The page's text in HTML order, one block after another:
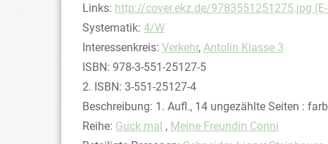
opens in new tab
Links: Diesen Link in neuem Tab öffnen
http://cover.ekz.de/9783551251275.jpg
Systematik: Suche nach dieser Systematik
4/W
Interessenkreis: Suche nach diesem
Verkehr, Antolin Klasse 3
ISBN: 978-3-551-25127-5
2. ISBN: 3-551-25127-4
Beschreibung: 1. Aufl., 14 ungezählte Seiten :
Reihe: Guck mal , Meine Freundin Conni